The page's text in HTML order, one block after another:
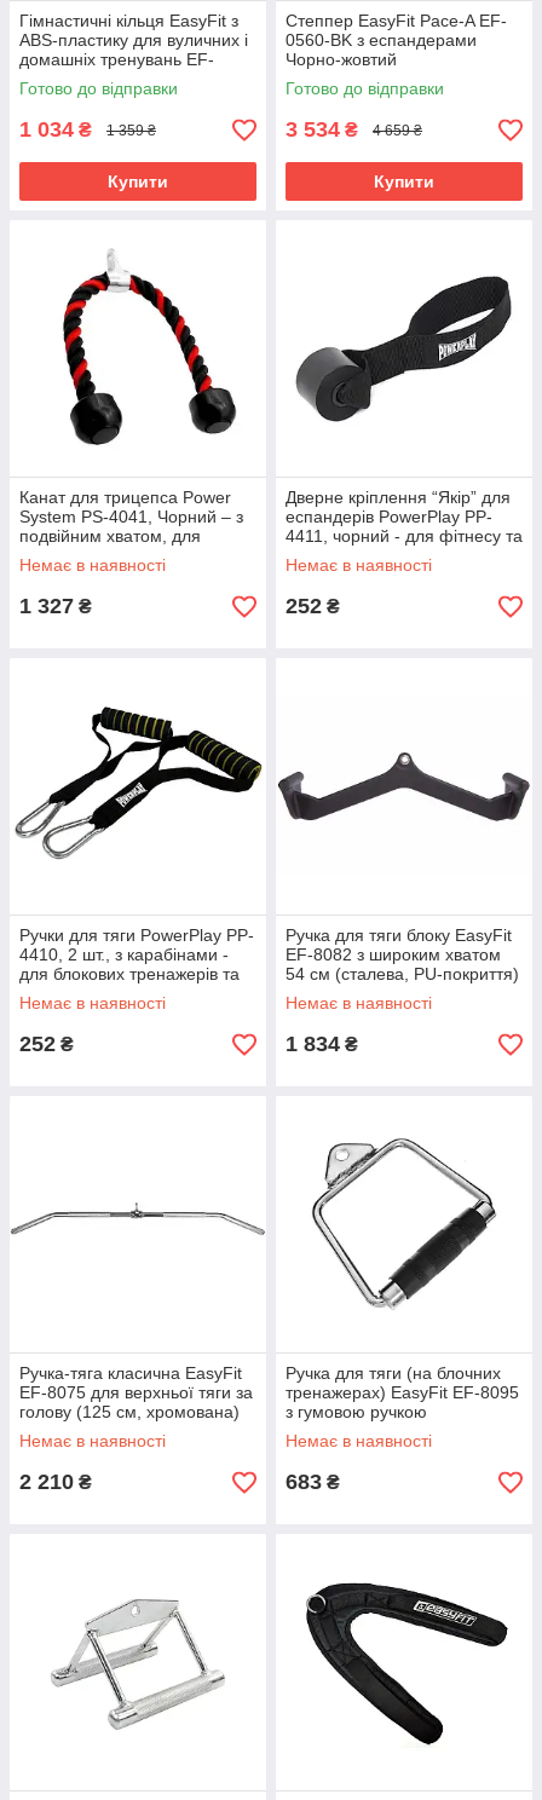
Гімнастичні кільця EasyFit з
ABS-пластику для вуличних і
домашніх тренувань EF-
1553P
Готово до відправки
1 034 ₴ 1 359 ₴
Купити
Степпер EasyFit Pace-A EF-
0560-BK з еспандерами
Чорно-жовтий
Готово до відправки
3 534 ₴ 4 659 ₴
Купити
Канат для трицепса Power
System PS-4041, Чорний – з
подвійним хватом, для
блочних тренажерів
Немає в наявності
1 327 ₴
Дверне кріплення “Якір” для
еспандерів PowerPlay PP-
4411, чорний - для фітнесу та
тренувань вдома
Немає в наявності
252 ₴
Ручки для тяги PowerPlay PP-
4410, 2 шт., з карабінами -
для блокових тренажерів та
еспандерів
Немає в наявності
252 ₴
Ручка для тяги блоку EasyFit
EF-8082 з широким хватом
54 см (сталева, PU-покриття)
Немає в наявності
1 834 ₴
Ручка-тяга класична EasyFit
EF-8075 для верхньої тяги за
голову (125 см, хромована)
Немає в наявності
2 210 ₴
Ручка для тяги (на блочних
тренажерах) EasyFit EF-8095
з гумовою ручкою
Немає в наявності
683 ₴